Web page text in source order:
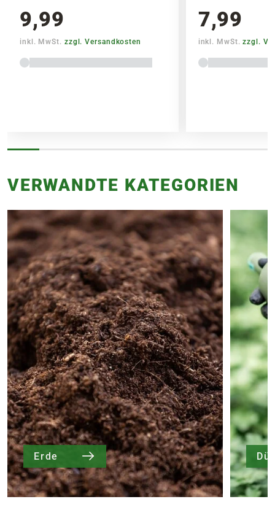
9,99
inkl. MwSt. zzgl. Versandkosten
7,99
inkl. MwSt.zzgl.
VERWANDTE KATEGORIEN
Erde